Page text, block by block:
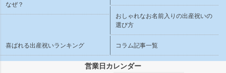
なぜ？
おしゃれなお名前入りの出産祝いの
選び方
喜ばれる出産祝いランキング コラム記事一覧
営業日カレンダー